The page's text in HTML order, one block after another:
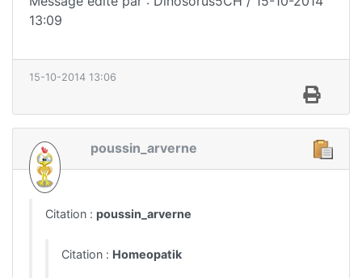
13:09
15-10-2014 13:06
poussin_arverne
Citation : poussin_arverne
Citation : Homeopatik